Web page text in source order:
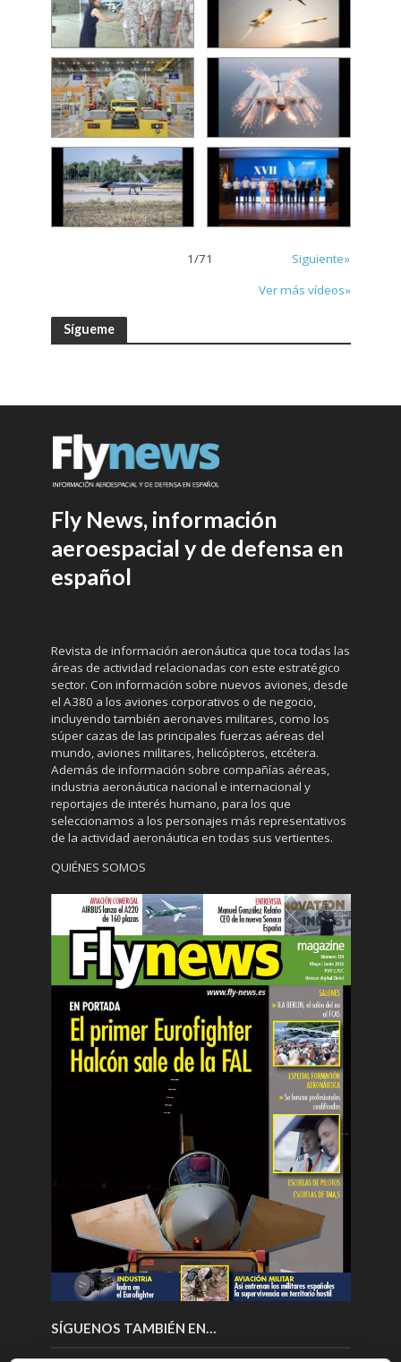
1/71
Siguiente»
Ver más vídeos»
Sígueme
Fly News, información
aeroespacial y de defensa en
español
Revista de información aeronáutica que toca todas las
áreas de actividad relacionadas con este estratégico
sector. Con información sobre nuevos aviones, desde
el A380 a los aviones corporativos o de negocio,
incluyendo también aeronaves militares, como los
súper cazas de las principales fuerzas aéreas del
mundo, aviones militares, helicópteros, etcétera.
Además de información sobre compañías aéreas,
industria aeronáutica nacional e internacional y
reportajes de interés humano, para los que
seleccionamos a los personajes más representativos
de la actividad aeronáutica en todas sus vertientes.
QUIÉNES SOMOS
SÍGUENOS TAMBIÉN EN…